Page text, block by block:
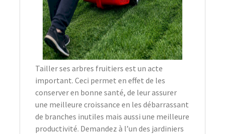
Tailler ses arbres fruitiers est un acte
important. Ceci permet en effet de les
conserver en bonne santé, de leur assurer
une meilleure croissance en les débarrassant
de branches inutiles mais aussi une meilleure
productivité. Demandez à l’un des jardiniers